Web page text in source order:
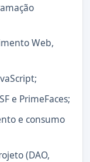
Web,
e PrimeFaces;
e consumo
(DAO,